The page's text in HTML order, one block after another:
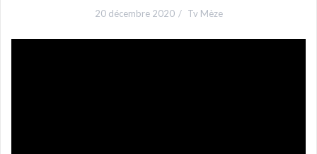
20 décembre 2020 Tv Mèze